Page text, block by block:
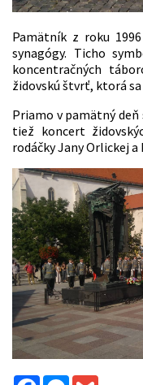
Pamätník z roku
synagógy. Ticho
koncentračných
židovskú štvrť, ktorá
Priamo v pamätný
tiež koncert
rodáčky Jany Orlickej